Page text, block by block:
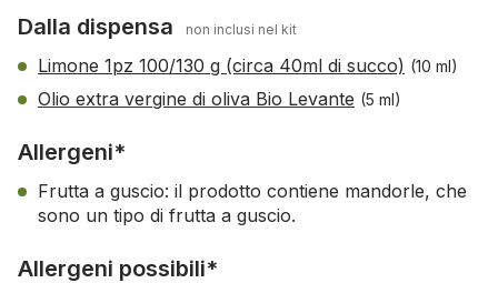
Dalla dispensa non inclusi nel kit
Limone 1pz 100/130 g (circa 40ml di succo) (10 ml)
Olio extra vergine di oliva Bio Levante (5 ml)
Allergeni*
Frutta a guscio: il prodotto contiene mandorle, che
sono un tipo di frutta a guscio.
Allergeni possibili*